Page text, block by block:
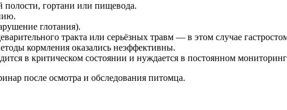
полости, гортани или пищевода.
глотания).
тракта или серьёзных травм — в этом случае
кормления оказались неэффективны.
в критическом состоянии и нуждается в постоянном
после осмотра и обследования питомца.